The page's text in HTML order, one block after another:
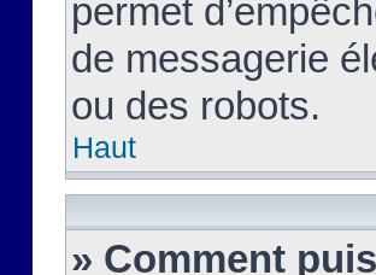
permet
de messagerie
ou des robots.
Haut
» Comment